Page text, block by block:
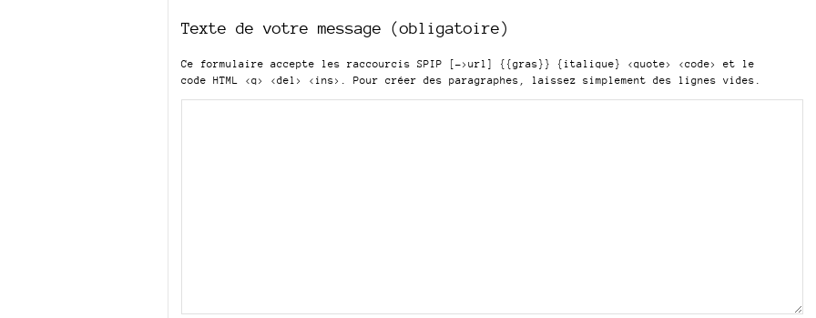
Texte de votre message (obligatoire)
Ce formulaire accepte les raccourcis SPIP [->url] {{gras}} {italique} <quote> <code>
et le
code HTML <q> <del> <ins> . Pour créer des paragraphes, laissez simplement des lignes vides.